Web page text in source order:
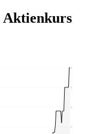
Aktienkurs
0
0
0
0